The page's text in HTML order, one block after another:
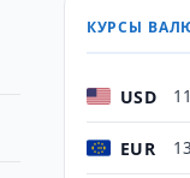
КУРСЫ
USD
EUR